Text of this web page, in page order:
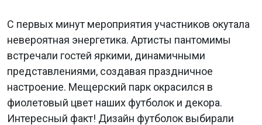
С первых минут мероприятия участников окутала
невероятная энергетика. Артисты пантомимы
встречали гостей яркими, динамичными
представлениями, создавая праздничное
настроение. Мещерский парк окрасился в
фиолетовый цвет наших футболок и декора.
Интересный факт! Дизайн футболок выбирали